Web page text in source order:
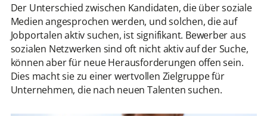
Der Unterschied zwischen Kandidaten, die über soziale
Medien angesprochen werden, und solchen, die auf
Jobportalen aktiv suchen, ist signifikant. Bewerber aus
sozialen Netzwerken sind oft nicht aktiv auf der Suche,
können aber für neue Herausforderungen offen sein.
Dies macht sie zu einer wertvollen Zielgruppe für
Unternehmen, die nach neuen Talenten suchen.